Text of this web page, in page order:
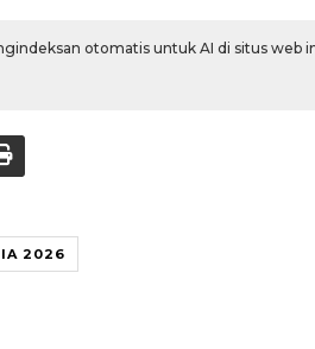
otomatis untuk AI di situs web
2026